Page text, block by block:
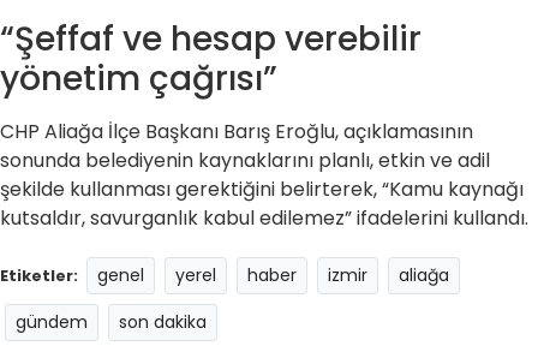
“Şeffaf ve hesap verebilir
yönetim çağrısı”
CHP Aliağa İlçe Başkanı Barış Eroğlu, açıklamasının
sonunda belediyenin kaynaklarını planlı, etkin ve adil
şekilde kullanması gerektiğini belirterek, “Kamu kaynağı
kutsaldır, savurganlık kabul edilemez” ifadelerini kullandı.
Etiketler: genel yerel haber izmir
aliağa
gündem
son dakika